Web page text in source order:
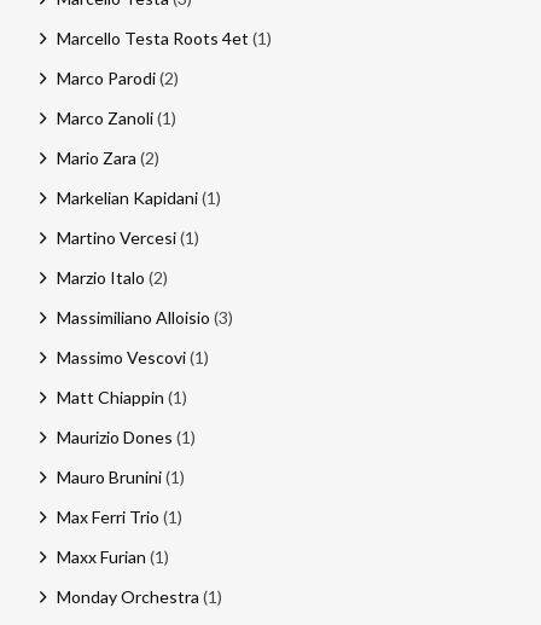
Marcello Testa Roots 4et (1)
Marco Parodi(2)
Marco Zanoli(1)
Mario Zara (2)
Markelian Kapidani(1)
Martino Vercesi(1)
Marzio Italo (2)
Massimiliano Alloisio (3)
Massimo Vescovi(1)
Matt Chiappin (1)
Maurizio Dones (1)
Mauro Brunini(1)
Max Ferri Trio (1)
Maxx Furian (1)
Monday Orchestra (1)